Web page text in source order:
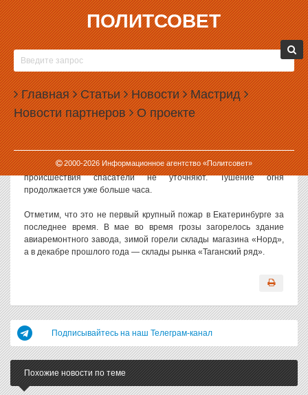
ПОЛИТСОВЕТ
Главная Статьи Новости Мастрид
Новости партнеров О проекте
2000-2026Информационное агентство «Политсовет»
13.06.2012, 11:13
В ЕКАТЕРИНБУРГЕ ПРОИЗОШЕЛ КРУПНЫЙ
ПОЖАР
В Екатеринбурге сегодня утром произошел новый крупный
пожар. Столб черного дыма виден из центра города.
Как сообщают в областном управлении МЧС, пожар произошел
на складах в Никольском переулке. Общая площадь возгорания
оценивается в 500 квадратных метров. Подробностей
происшествия спасатели не уточняют. Тушение огня
продолжается уже больше часа.
Отметим, что это не первый крупный пожар в Екатеринбурге за
последнее время. В мае во время грозы загорелось здание
авиаремонтного завода, зимой горели склады магазина «Норд»,
а в декабре прошлого года — склады рынка «Таганский ряд».
Подписывайтесь на наш Телеграм-канал
Похожие новости по теме